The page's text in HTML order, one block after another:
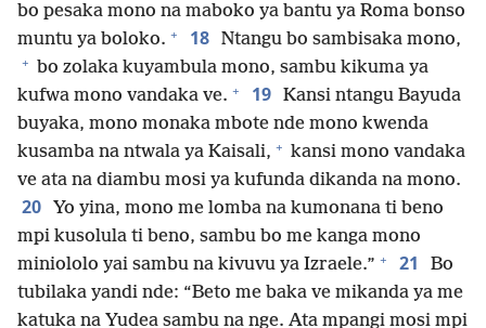
bo pesaka mono na maboko ya bantu ya Roma bonso
muntu ya boloko. + 18 Ntangu bo sambisaka mono,
+ bo zolaka kuyambula mono, sambu kikuma ya
kufwa mono vandaka ve. + 19 Kansi ntangu Bayuda
buyaka, mono monaka mbote nde mono kwenda
kusamba na ntwala ya Kaisali, + kansi mono vandaka
ve ata na diambu mosi ya kufunda dikanda na mono.
20
Yo yina, mono me lomba na kumonana ti beno
mpi kusolula ti beno, sambu bo me kanga mono
miniololo yai sambu na kivuvu ya Izraele.” + 21
Bo
tubilaka yandi nde: “Beto me baka ve mikanda ya me
katuka na Yudea sambu na nge. Ata mpangi mosi mpi